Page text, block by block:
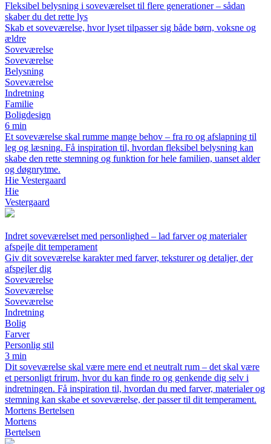
Fleksibel belysning i soveværelset til flere generationer – sådan
skaber du det rette lys
Skab et soveværelse, hvor lyset tilpasser sig både børn, voksne og
ældre
Soveværelse
Soveværelse
Belysning
Soveværelse
Indretning
Familie
Boligdesign
6 min
Et soveværelse skal rumme mange behov – fra ro og afslapning til
leg og læsning. Få inspiration til, hvordan fleksibel belysning kan
skabe den rette stemning og funktion for hele familien, uanset alder
og døgnrytme.
Hie Vestergaard
Hie
Vestergaard
Indret soveværelset med personlighed – lad farver og materialer
afspejle dit temperament
Giv dit soveværelse karakter med farver, teksturer og detaljer, der
afspejler dig
Soveværelse
Soveværelse
Soveværelse
Indretning
Bolig
Farver
Personlig stil
3 min
Dit soveværelse skal være mere end et neutralt rum – det skal være
et personligt frirum, hvor du kan finde ro og genkende dig selv i
indretningen. Få inspiration til, hvordan du med farver, materialer og
stemning kan skabe et soveværelse, der passer til dit temperament.
Mortens Bertelsen
Mortens
Bertelsen